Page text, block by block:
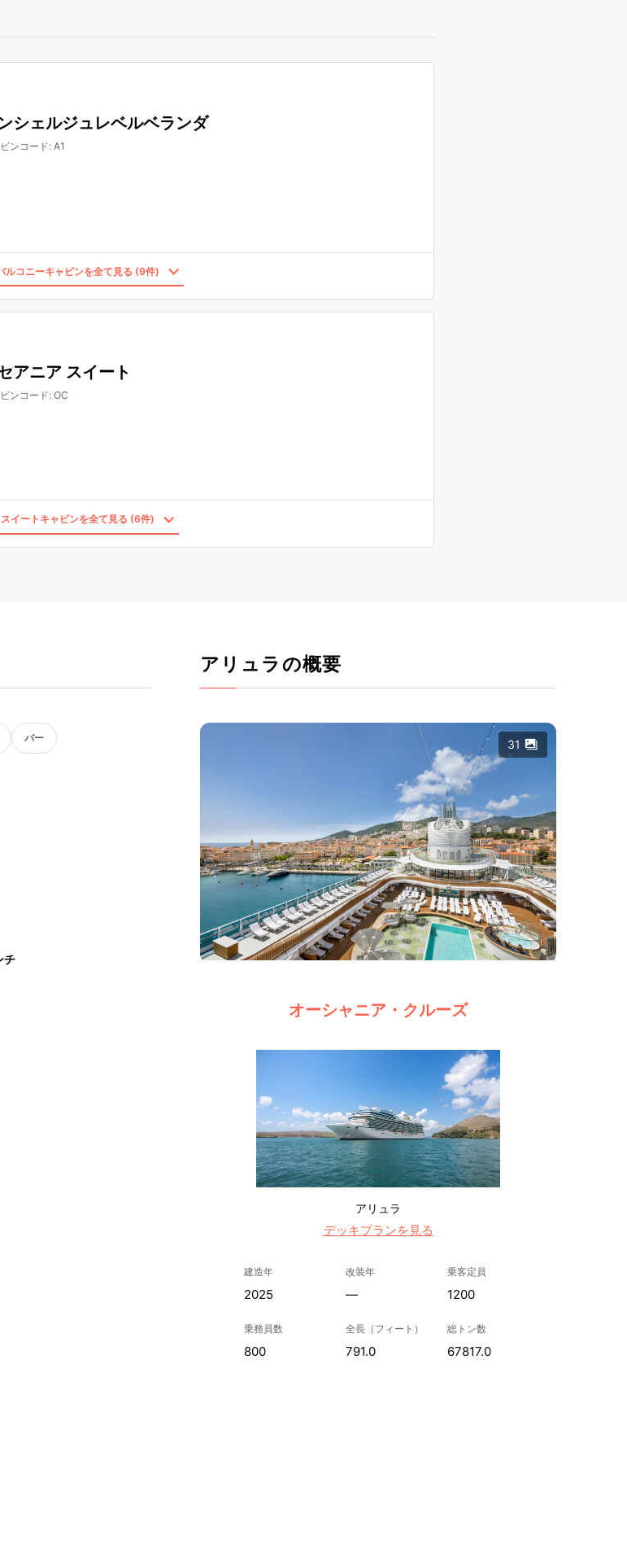
シェルジュレベルベランダ
ンコード:A1
ルコニーキャビンを全て見る (9件)
アニア スイート
ンコード:OC
スイートキャビンを全て見る (6件)
バー
チ
アリュラの概要
31
オーシャニア・クルーズ
アリュラ
デッキプランを見る
建造年
2025
改装年
—
乗客定員
1200
乗務員数
800
全長（フィート）
791.0
総トン数
67817.0